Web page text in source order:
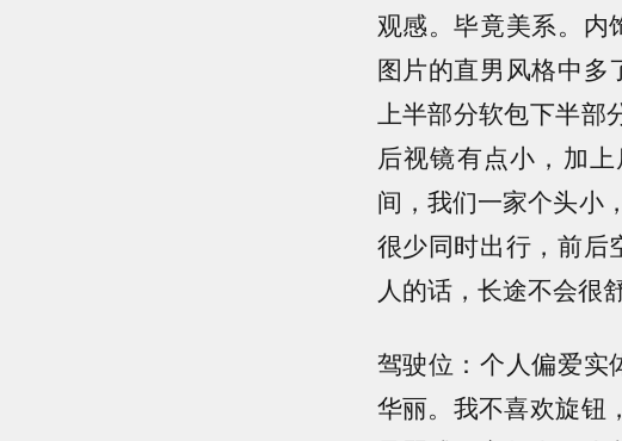
观感。毕竟美系。内
图片的直男风格中多
上半部分软包下半部
后视镜有点小，加
间，我们一家个头小
很少同时出行，前后
人的话，长途不会很
驾驶位：个人偏爱实
华丽。我不喜欢旋钮